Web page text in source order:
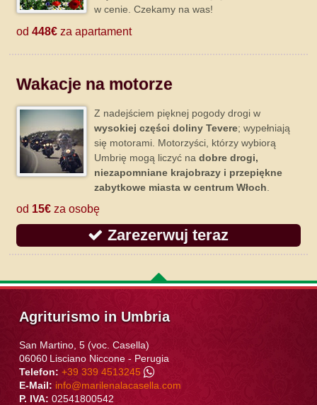
w cenie. Czekamy na was!
od448€ za apartament
Wakacje na motorze
Z nadejściem pięknej pogody drogi w
wysokiej części doliny Tevere; wypełniają
się motorami. Motorzyści, którzy wybiorą
Umbrię mogą liczyć nadobre drogi,
niezapomniane krajobrazy i przepiękne
zabytkowe miasta w centrum Włoch
od 15€ za osobę
Zarezerwuj teraz
Agriturismo in Umbria
San Martino, 5 (voc. Casella)
06060 Lisciano Niccone- Perugia
Telefon: +39 339 4513245
E-Mail: info@marilenalacasella.com
P. IVA: 02541800542